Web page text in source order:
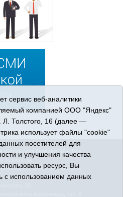
«Ишимская правда». 16+. Все
защищены.
ссылка обязательна.
область, г. Ишим, ул.
сервис веб-аналитики
компанией ООО "Яндекс"
Л. Толстого, 16 (далее —
использует файлы "cookie"
посетителей для
и улучшения качества
ресурс, Вы
с использованием данных